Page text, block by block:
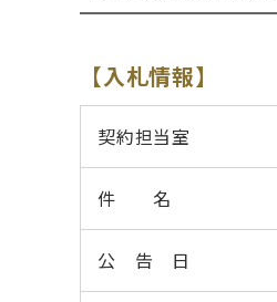
【入札情報】
契約担当室
件 名
公 告 日